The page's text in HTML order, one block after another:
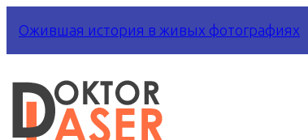
Ожившая история в живых фотографиях